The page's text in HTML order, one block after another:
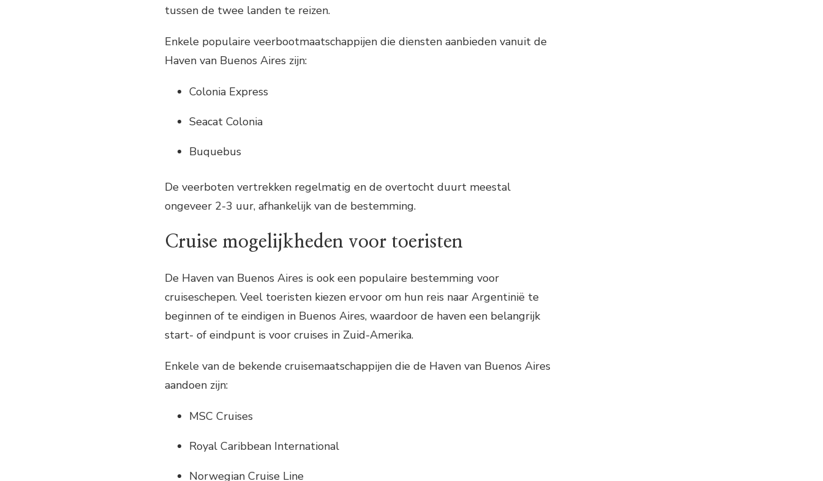
tussen de twee landen te reizen.
Enkele populaire veerbootmaatschappijen die diensten aanbieden vanuit de
Haven van Buenos Aires zijn:
Colonia Express
Seacat Colonia
Buquebus
De veerboten vertrekken regelmatig en de overtocht duurt meestal
ongeveer 2-3 uur, afhankelijk van de bestemming.
Cruise mogelijkheden voor toeristen
De Haven van Buenos Aires is ook een populaire bestemming voor
cruiseschepen. Veel toeristen kiezen ervoor om hun reis naar Argentinië te
beginnen of te eindigen in Buenos Aires, waardoor de haven een belangrijk
start- of eindpunt is voor cruises in Zuid-Amerika.
Enkele van de bekende cruisemaatschappijen die de Haven van Buenos Aires
aandoen zijn:
MSC Cruises
Royal Caribbean International
Norwegian Cruise Line